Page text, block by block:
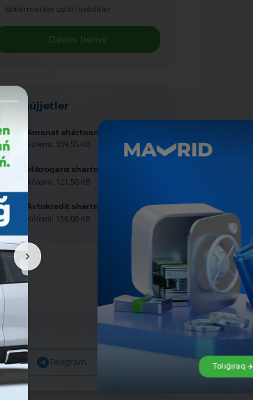
Isbilermenler ushin kreditler
Dawıs beriw
Jańa hújjetler
Amanat shártnaması úlgisi
Kólemi: 339.55 KB
Mikroqarız shártnaması úlgisi
Kólemi: 121.50 KB
Avtokredit shártnaması úlgisi
Kólemi: 156.00 KB
Telegram Tolıǵıraq